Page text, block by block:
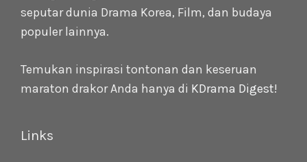
seputar dunia Drama Korea, Film, dan budaya
populer lainnya.
Temukan inspirasi tontonan dan keseruan
maraton drakor Anda hanya di KDrama Digest!
Links